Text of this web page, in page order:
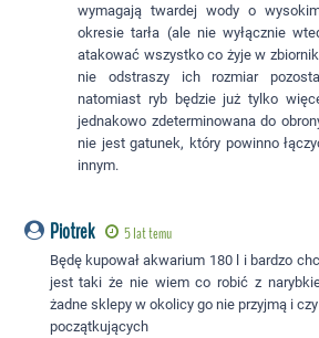
wymagają twardej wody o
okresie tarła (ale nie wyłącznie
atakować wszystko co żyje w
nie odstraszy ich rozmiar
natomiast ryb będzie już tylko
jednakowo zdeterminowana do
nie jest gatunek, który powinno
innym.
Piotrek 5 lat temu
Będę kupował akwarium 180 l i bardzo
jest taki że nie wiem co robić z
żadne sklepy w okolicy go nie przyjmą i
początkujących